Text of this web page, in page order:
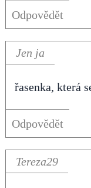
Odpovědět
Jen ja
řasenka, která
Odpovědět
Tereza29